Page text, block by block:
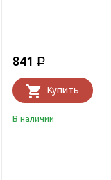
841 Р
Купить
В наличии